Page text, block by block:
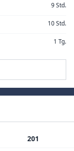
9 Std.
10 Std.
1 Tg.
201